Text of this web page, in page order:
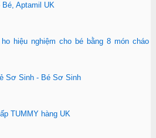
Bé, Aptamil UK
hiệu nghiệm cho bé bằng 8 món cháo
Sơ Sinh - Bé Sơ Sinh
TUMMY hàng UK